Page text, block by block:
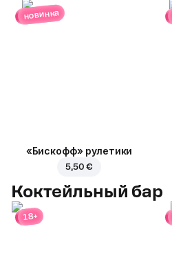
новинка
«Бискофф» рулетики
5,50 €
Коктейльный бар
18+